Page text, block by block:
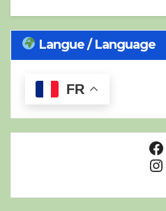
Langue / Language
FR